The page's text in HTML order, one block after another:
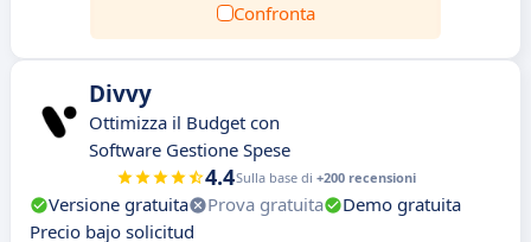
Confronta
Divvy
Ottimizza il Budget con
Software Gestione Spese
4.4Sulla base di +200 recensioni
Versione gratuita Prova gratuita
Demo gratuita
Precio bajo solicitud